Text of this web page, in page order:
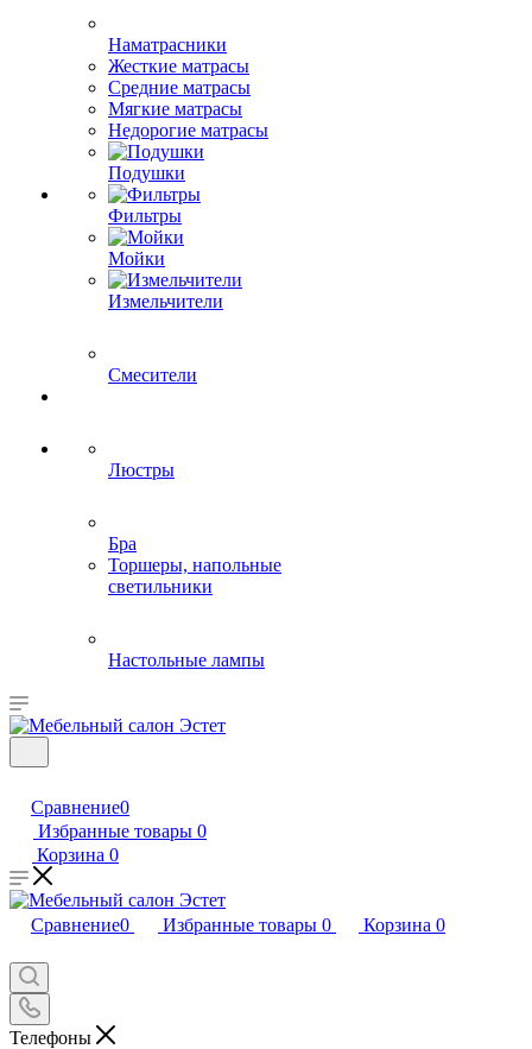
Наматрасники
Жесткие матрасы
Средние матрасы
Мягкие матрасы
Недорогие матрасы
Подушки
Фильтры
Мойки
Измельчители
Смесители
Люстры
Бра
Торшеры, напольные
светильники
Настольные лампы
Сравнение0
Избранные товары 0
Корзина 0
Сравнение0 Избранные товары 0 Корзина 0
Телефоны